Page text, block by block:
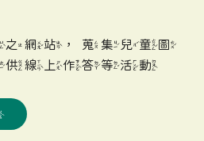
網站，蒐集兒童圖
供線上作答等活動